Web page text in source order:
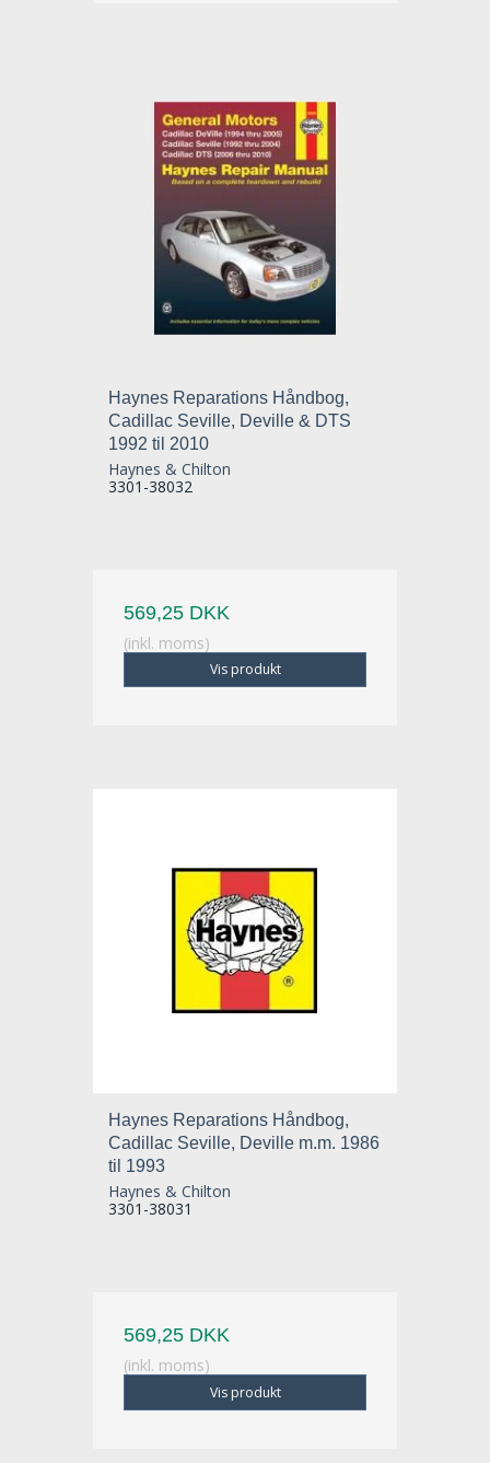
Haynes Reparations Håndbog,
Cadillac Seville, Deville & DTS
1992 til 2010
Haynes & Chilton
3301-38032
569,25 DKK
(inkl. moms)
Vis produkt
Haynes Reparations Håndbog,
Cadillac Seville, Deville m.m. 1986
til 1993
Haynes & Chilton
3301-38031
569,25 DKK
(inkl. moms)
Vis produkt